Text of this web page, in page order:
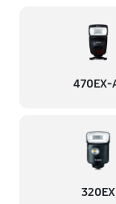
470EX-
320EX